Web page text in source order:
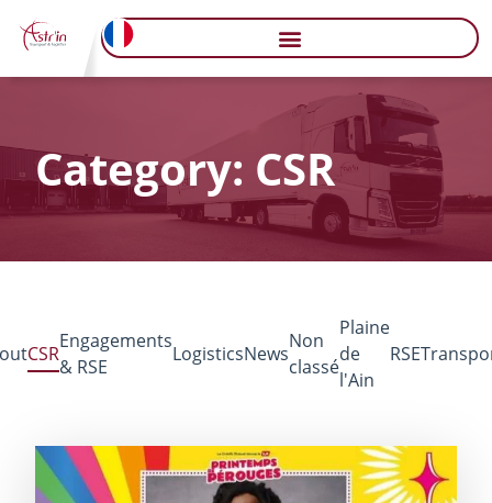
Category: CSR
CSR
Engagements
& RSE
LogisticsNews
Non
classé
Plaine
de
l'Ain
RSE